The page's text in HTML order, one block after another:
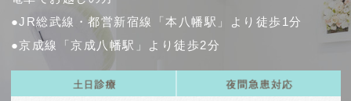
●JR総武線・都営新宿線「本八幡駅」より徒歩1分
●京成線「京成八幡駅」より徒歩2分